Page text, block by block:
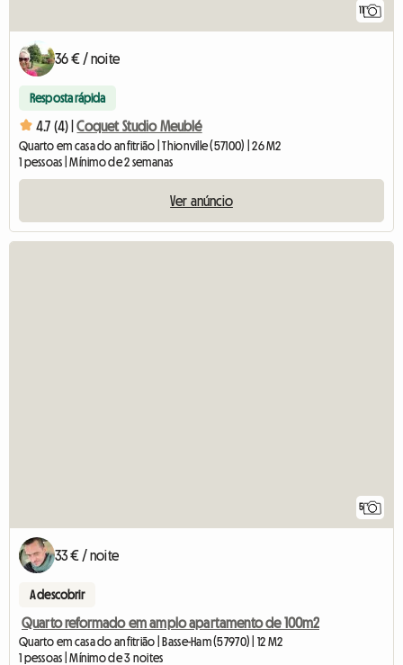
11
36 € / noite
Resposta rápida
4.7 (4) | Coquet Studio Meublé
Quarto em casa do anfitrião | Thionville (57100) | 26 M2
1 pessoas | Mínimo de 2 semanas
Ver anúncio
5
33 € / noite
A descobrir
Quarto reformado em amplo apartamento de 100m2
Quarto em casa do anfitrião | Basse-Ham (57970) | 12 M2
1 pessoas | Mínimo de 3 noites